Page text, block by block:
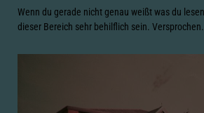
Wenn du gerade nicht genau weißt was du
dieser Bereich sehr behilflich sein. Versprochen.